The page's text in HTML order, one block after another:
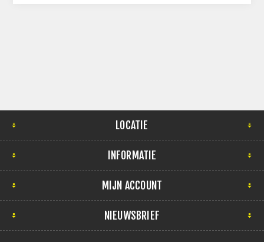
LOCATIE
INFORMATIE
MIJN ACCOUNT
NIEUWSBRIEF